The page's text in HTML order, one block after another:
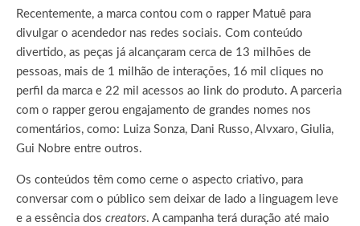
Recentemente, a marca contou com o rapper Matuê para
divulgar o acendedor nas redes sociais. Com conteúdo
divertido, as peças já alcançaram cerca de 13 milhões de
pessoas, mais de 1 milhão de interações, 16 mil cliques no
perfil da marca e 22 mil acessos ao link do produto. A parceria
com o rapper gerou engajamento de grandes nomes nos
comentários, como: Luiza Sonza, Dani Russo, Alvxaro, Giulia,
Gui Nobre entre outros.
Os conteúdos têm como cerne o aspecto criativo, para
conversar com o público sem deixar de lado a linguagem leve
e a essência dos creators. A campanha terá duração até maio